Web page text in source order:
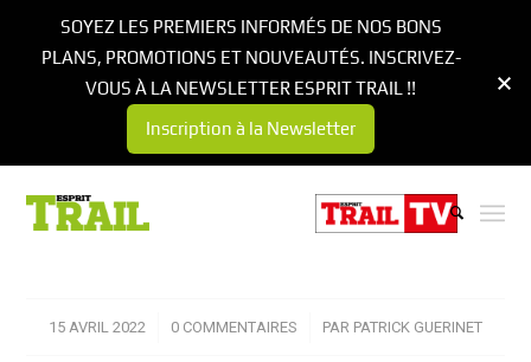
15 AVRIL 2022
/ 0 COMMENTAIRES
/ PAR PATRICK GUERINET
SOYEZ LES PREMIERS INFORMÉS DE NOS BONS
PLANS, PROMOTIONS ET NOUVEAUTÉS. INSCRIVEZ-
VOUS À LA NEWSLETTER ESPRIT TRAIL !!
Inscription à la Newsletter